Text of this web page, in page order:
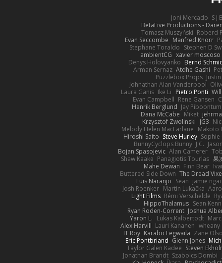
Joni Mercado S J
BetaFive Productions -
Tomasz Muszyński Roberd
Evan Seccombe Manfred Knorr
Stephane Toraldo Stephen D
ambientCG xavier moscoso
Denys Holovyanko Bernd
Arman Sernaz Atdhe Gashi
Puzzlebox Props Justin
Johnathan Alan Vanderpool
Laura Ganis Ike Li Pietro Ponti
Evan Campbell Rene Gansen
Henrik Berglund Jay Piboontum
Dana McCabe Miket
Krzysztof Zwolinski JG3
Melody Helen MacFarlane Makoto
Hiroshi Saito Steve Hurley
BunnyCyclops Bunny J.C.
Bojan Spasojevic Alan Camerer
Shaw Kaake Panagiotis Tourlas 果
Mahe Dewan Finn Bear
Buttered Side Down The Dread
Luis Naranjo Sean jamie
Josh Roenker Martin Lukačka
Light Films Rémi Verschelde
HippoThalamus Sean
Ryan Roden-Corrent Joshua
Yaron L. Lukas Kalbertodt
Alex Harvill Lauri Kananen wheany
IT Roy Karabo Legwaila Zane
Eric Pontbriand Glenn Jones
Taylor Galen Kadee Steven
Jonathan Brandt Szabolcs Dombi